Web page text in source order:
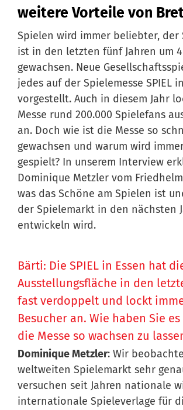
weitere Vorteile von
Spielen wird immer beliebter, der
ist in den letzten fünf Jahren um
gewachsen. Neue
jedes auf der Spielemesse SPIEL
vorgestellt. Auch in diesem Jahr
Messe rund 200.000 Spielefans
an. Doch wie ist die Messe so
gewachsen und warum wird
gespielt? In unserem Interview
Dominique Metzler vom
was das Schöne am Spielen ist
der Spielemarkt in den nächsten
entwickeln wird.
Bärti: Die SPIEL in Essen hat
Ausstellungsfläche in den
fast verdoppelt und lockt
Besucher an. Wie haben Sie
die Messe so wachsen zu
Dominique Metzler: Wir
weltweiten Spielemarkt sehr
versuchen seit Jahren nationale
internationale Spieleverlage für